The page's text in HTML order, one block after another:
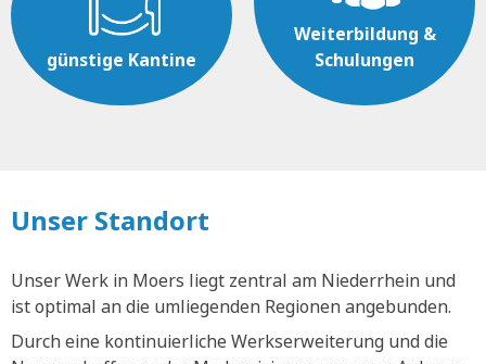
günstige Kantine
Weiterbildung &
Schulungen
Unser Standort
Unser Werk in Moers liegt zentral am Niederrhein und
ist optimal an die umliegenden Regionen angebunden.
Durch eine kontinuierliche Werkserweiterung und die